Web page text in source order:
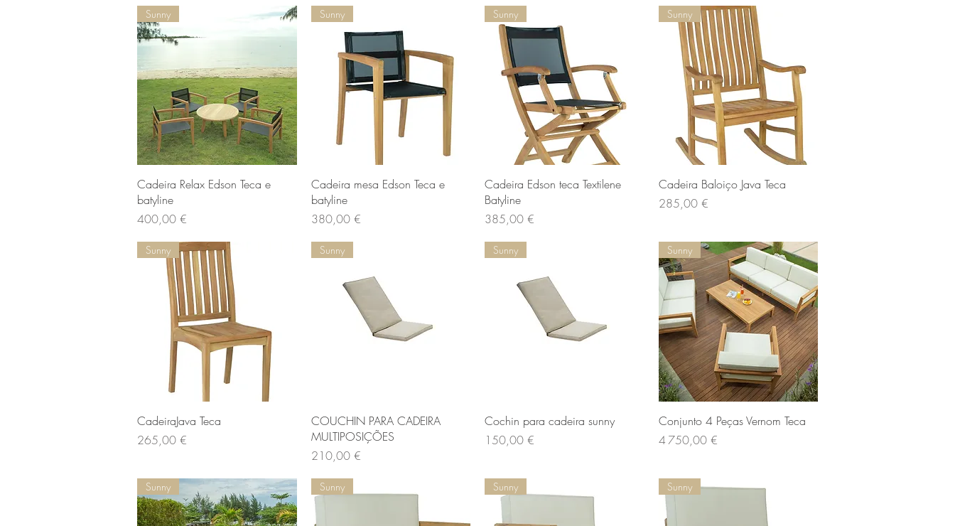
Aperçu rapide
Sunny
Cadeira Relax Edson Teca e
batyline
Prix
400,00 €
Aperçu rapide
Sunny
Cadeira mesa Edson Teca e
batyline
Prix
380,00 €
Aperçu rapide
Sunny
Cadeira Edson teca Textilene
Batyline
Prix
385,00 €
Aperçu rapide
Sunny
Cadeira Baloiço Java Teca
Prix
285,00 €
Aperçu rapide
Sunny
CadeiraJava Teca
Prix
265,00 €
Aperçu rapide
Sunny
COUCHIN PARA CADEIRA
MULTIPOSIÇÕES
Prix
210,00 €
Aperçu rapide
Sunny
Cochin para cadeira sunny
Prix
150,00 €
Aperçu rapide
Sunny
Conjunto 4 Peças Vernom Teca
Prix
4 750,00 €
Sunny Sunny Sunny Sunny